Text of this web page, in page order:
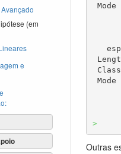
(em
e
Mode
Class
Mode
>
Outras